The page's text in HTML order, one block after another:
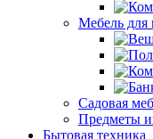
Мебель для
Садовая
Предметы
Бытовая техника